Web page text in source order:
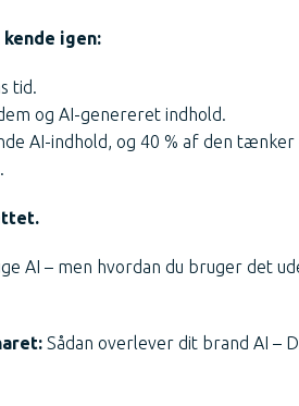
igen:
tid.
og AI-genereret indhold.
AI-indhold, og 40 % af den
AI – men hvordan du bruger det
Sådan overlever dit brand AI –